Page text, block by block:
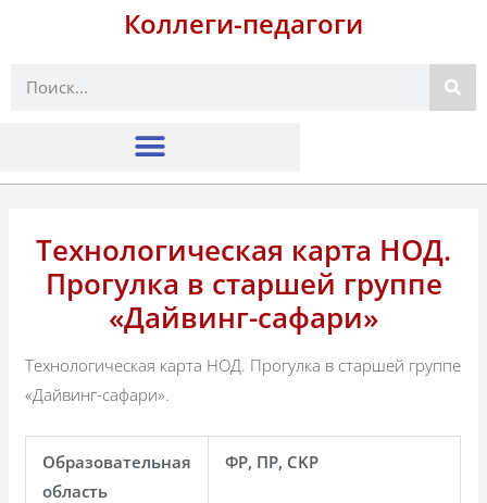
Коллеги-педагоги
Поиск
Технологическая карта НОД.
Прогулка в старшей группе
«Дайвинг-сафари»
Технологическая карта НОД. Прогулка в старшей группе
«Дайвинг-сафари».
Образовательная
область
ФР, ПР, CKP